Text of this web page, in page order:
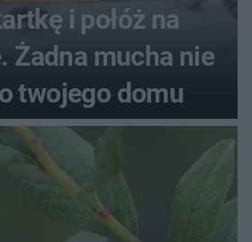
i połóż na
Żadna mucha nie
twojego domu